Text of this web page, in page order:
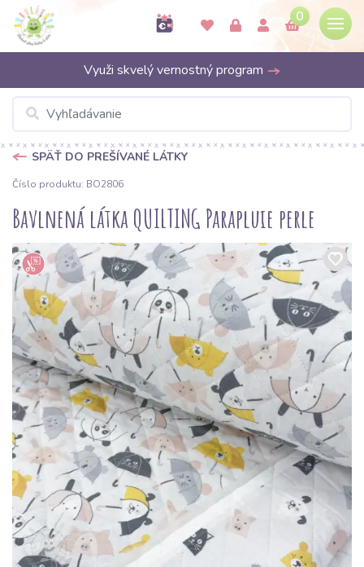
0
Využi skvelý vernostný program
SPÄŤ DO PREŠÍVANÉ LÁTKY
Číslo produktu: BO2806
Bavlnená látka QUILTING Parapluie perle